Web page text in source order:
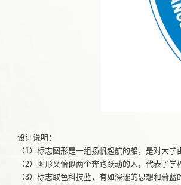
设计说明：
（1）标志图形是一组扬帆起航的船，是对大
（2）图形又恰似两个奔跑跃动的人，代表了学
（3）标志取色科技蓝，有如深邃的思想和蔚蓝